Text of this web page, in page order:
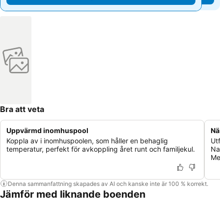
Bra att veta
Uppvärmd inomhuspool
Koppla av i inomhuspoolen, som håller en behaglig
temperatur, perfekt för avkoppling året runt och familjekul.
Denna sammanfattning skapades av AI och kanske inte är 100 % korrekt.
Jämför med liknande boenden